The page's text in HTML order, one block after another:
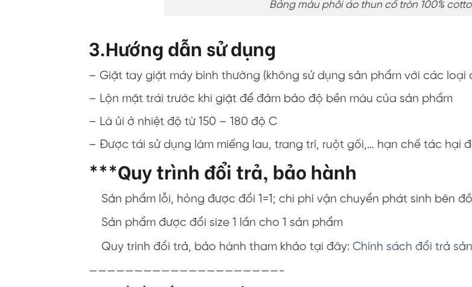
Bảng màu phôi áo thun cổ tròn 100%
3.Hướng dẫn sử dụng
– Giặt tay giặt máy bình thường (không sử dụng sản phẩm với các loại
– Lộn mặt trái trước khi giặt để đảm bảo độ bền màu của sản phẩm
– Là ủi ở nhiệt độ từ 150 – 180 độ C
– Được tái sử dụng làm miếng lau, trang trí, ruột gối,… hạn chế tác hại
***Quy trình đổi trả, bảo hành
Sản phẩm lỗi, hỏng được đổi 1=1; chi phí vận chuyển phát sinh bên
Sản phẩm được đổi size 1 lần cho 1 sản phẩm
Quy trình đổi trả, bảo hành tham khảo tại đây: Chính sách đổi trả
—————————————————————-